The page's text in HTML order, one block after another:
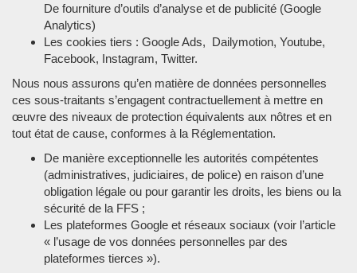
De fourniture d’outils d’analyse et de publicité (Google
Analytics)
Les cookies tiers : Google Ads, Dailymotion, Youtube,
Facebook, Instagram, Twitter.
Nous nous assurons qu’en matière de données personnelles
ces sous-traitants s’engagent contractuellement à mettre en
œuvre des niveaux de protection équivalents aux nôtres et en
tout état de cause, conformes à la Réglementation.
De manière exceptionnelle les autorités compétentes
(administratives, judiciaires, de police) en raison d’une
obligation légale ou pour garantir les droits, les biens ou la
sécurité de la FFS ;
Les plateformes Google et réseaux sociaux (voir l’article
« l’usage de vos données personnelles par des
plateformes tierces »).